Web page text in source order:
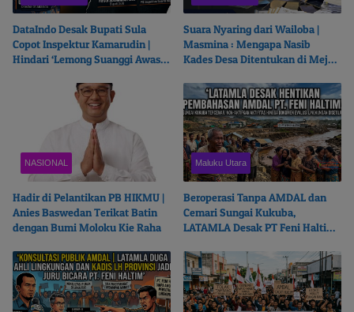
DataIndo Desak Bupati Sula
Copot Inspektur Kamarudin |
Hindari ‘Lemong Suanggi Awasi
Suara Nyaring dari Wailoba |
Masmina : Mengapa Nasib
Kades Desa Ditentukan di Meja
NASIONAL
Hadir di Pelantikan PB HIKMU |
Anies Baswedan Terikat Batin
dengan Bumi Moloku Kie Raha
Maluku Utara
Beroperasi Tanpa AMDAL dan
Cemari Sungai Kukuba,
LATAMLA Desak PT Feni Haltim